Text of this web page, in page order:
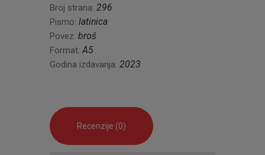
Broj strana: 296
Pismo: latinica
Povez: broš
Format:A5
Godina izdavanja: 2023
Recenzije (0)